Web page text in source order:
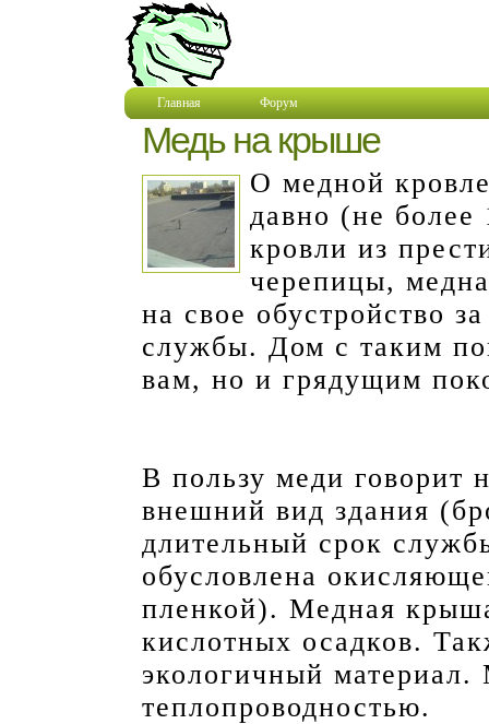
Главная Форум
Медь на крыше
О медной
давно (не
кровли из
черепицы,
на свое обустройство
службы. Дом с таким
вам, но и грядущим
В пользу меди говорит
внешний вид здания
длительный срок
обусловлена
пленкой). Медная
кислотных осадков.
экологичный материал.
теплопроводностью.